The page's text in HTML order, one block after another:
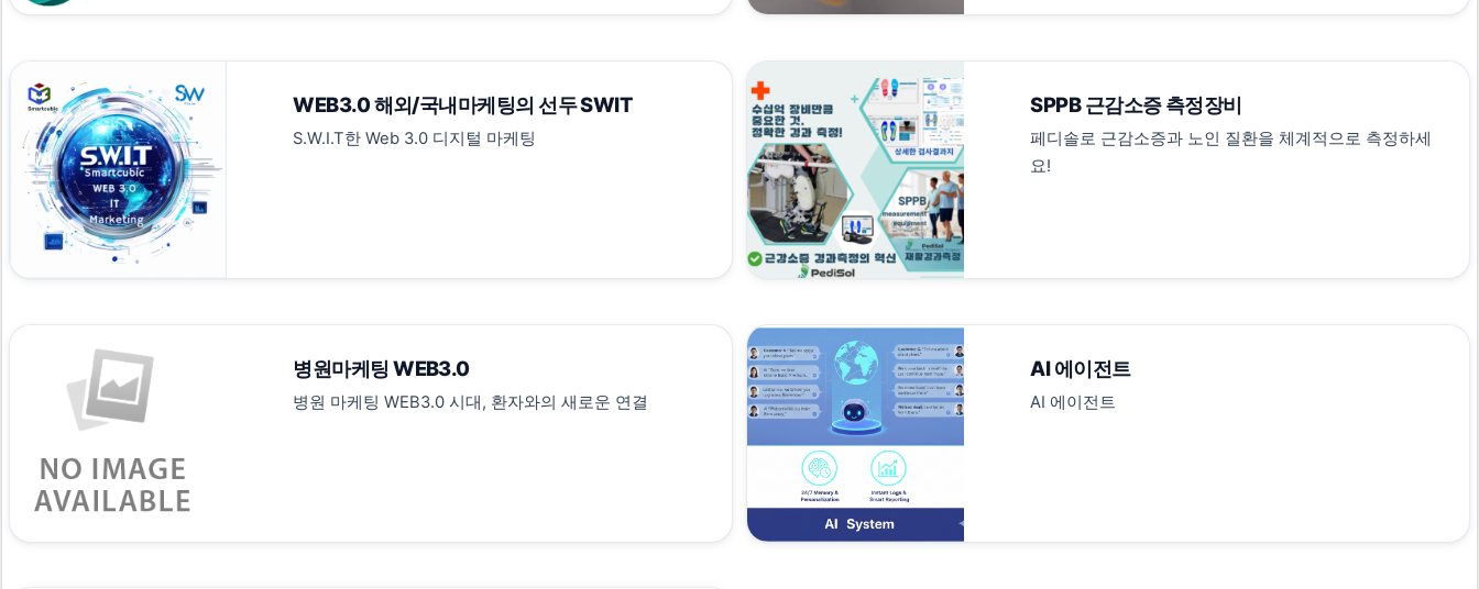
WEB3.0 해외/국내마케팅의 선두 SWIT
S.W.I.T한 Web 3.0 디지털 마케팅
SPPB 근감소증 측정장비
페디솔로 근감소증과 노인 질환을 체계적으로 측정하세
요!
병원마케팅 WEB3.0
병원 마케팅 WEB3.0 시대, 환자와의 새로운 연결
AI 에이전트
AI 에이전트